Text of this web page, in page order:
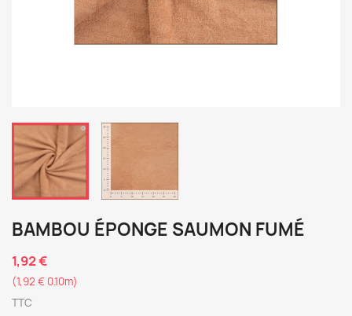
BAMBOU ÉPONGE SAUMON FUMÉ
1,92 €
(1,92 € 0.10m)
TTC